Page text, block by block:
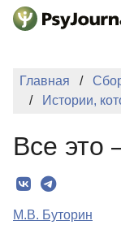
Перейти к
Главная
Истории,
Все это
М.В. Буторин